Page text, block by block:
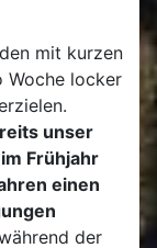
mit kurzen
Woche locker
unser
Frühjahr
einen
der